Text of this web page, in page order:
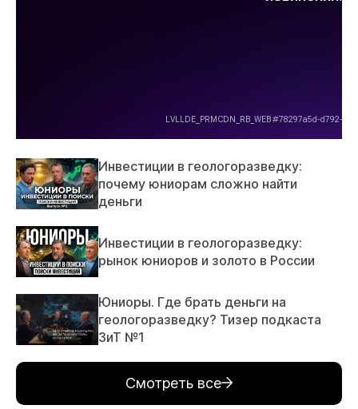
Инвестиции в геологоразведку:
почему юниорам сложно найти
деньги
Инвестиции в геологоразведку:
рынок юниоров и золото в России
Юниоры. Где брать деньги на
геологоразведку? Тизер подкаста
ЗиТ №1
Смотреть все